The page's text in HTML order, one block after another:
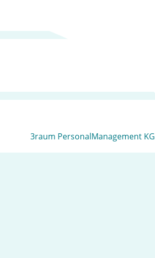
3raum PersonalManagement KG